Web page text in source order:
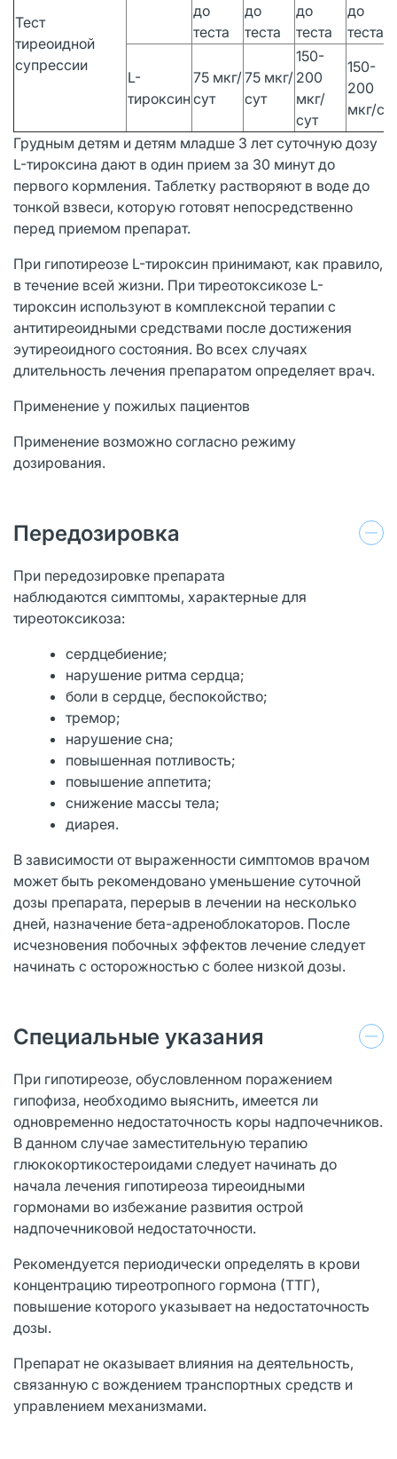
Тест
тиреоидной
супрессии
до
теста
до
теста
до
теста
до
теста
L-
тироксин
75 мкг/
сут
75 мкг/
сут
150-
200
мкг/
сут
150-
200
мкг/
Грудным детям и детям младше 3 лет суточную дозу
L-тироксина дают в один прием за 30 минут до
первого кормления. Таблетку растворяют в воде до
тонкой взвеси, которую готовят непосредственно
перед приемом препарат.
При гипотиреозе L-тироксин принимают, как правило,
в течение всей жизни. При тиреотоксикозе L-
тироксин используют в комплексной терапии с
антитиреоидными средствами после достижения
эутиреоидного состояния. Во всех случаях
длительность лечения препаратом определяет врач.
Применение у пожилых пациентов
Применение возможно согласно режиму
дозирования.
Передозировка
При передозировке препарата
наблюдаются симптомы, характерные для
тиреотоксикоза:
сердцебиение;
нарушение ритма сердца;
боли в сердце, беспокойство;
тремор;
нарушение сна;
повышенная потливость;
повышение аппетита;
снижение массы тела;
диарея.
В зависимости от выраженности симптомов врачом
может быть рекомендовано уменьшение суточной
дозы препарата, перерыв в лечении на несколько
дней, назначение бета-адреноблокаторов. После
исчезновения побочных эффектов лечение следует
начинать с осторожностью с более низкой дозы.
Специальные указания
При гипотиреозе, обусловленном поражением
гипофиза, необходимо выяснить, имеется ли
одновременно недостаточность коры надпочечников.
В данном случае заместительную терапию
глюкокортикостероидами следует начинать до
начала лечения гипотиреоза тиреоидными
гормонами во избежание развития острой
надпочечниковой недостаточности.
Рекомендуется периодически определять в крови
концентрацию тиреотропного гормона (ТТГ),
повышение которого указывает на недостаточность
дозы.
Препарат не оказывает влияния на деятельность,
связанную с вождением транспортных средств и
управлением механизмами.